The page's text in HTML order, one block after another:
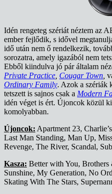
Idén rengeteg szériát néztem az
ember fejlődik, s idővel
idő után nem ő rendelkezik,
sorozatra, amely igazából nem
Ebből kiindulva jó pár általam
Private Practice, Cougar Town,
Ordinary Family. Azok a szériák
tetszett is sajnos csak a Modern
idén véget is ért. Újoncok közül
komolyabban.
Újoncok: Apartment 23,
Last Man Standing, Man Up,
Revenge, The River, Scandal,
Kasza: Better with You,
Sunshine, My Generation, No
Skating With The Stars,